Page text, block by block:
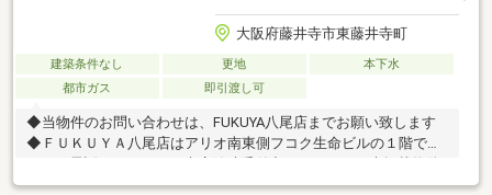
大阪府藤井寺市東藤井寺町
建築条件なし 更地
本下水
都市ガス
即引渡し可
◆当物件のお問い合わせは、FUKUYA八尾店までお願い致します
◆ＦＵＫＵＹＡ八尾店はアリオ南東側フコク生命ビルの１階で
す。お電話、メール、ご来店随時受付中です。ネット未掲載物件
やこれから売り出し予定の情報も豊富にございますのでまずはご